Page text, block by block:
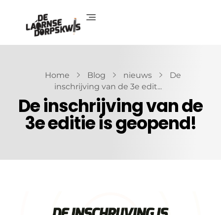
De Laornse Dorpskwis
Home Blog nieuws
De
inschrijving van de 3e edit...
De inschrijving van de
3e editie is geopend!